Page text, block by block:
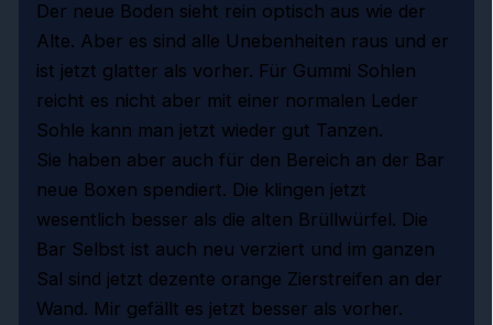
Der neue Boden sieht rein optisch aus wie der
Alte. Aber es sind alle Unebenheiten raus und er
ist jetzt glatter als vorher. Für Gummi Sohlen
reicht es nicht aber mit einer normalen Leder
Sohle kann man jetzt wieder gut Tanzen.
Sie haben aber auch für den Bereich an der Bar
neue Boxen spendiert. Die klingen jetzt
wesentlich besser als die alten Brüllwürfel. Die
Bar Selbst ist auch neu verziert und im ganzen
Sal sind jetzt dezente orange Zierstreifen an der
Wand. Mir gefällt es jetzt besser als vorher.